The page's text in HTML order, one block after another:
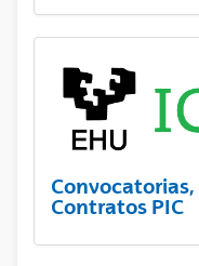
Contratos PIC